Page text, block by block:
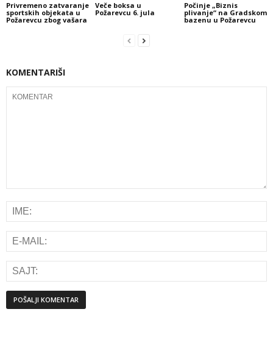
Privremeno zatvaranje
sportskih objekata u
Požarevcu zbog vašara
Veče boksa u
Požarevcu 6. jula
Počinje „Biznis
plivanje“ na Gradskom
bazenu u Požarevcu
KOMENTARIŠI